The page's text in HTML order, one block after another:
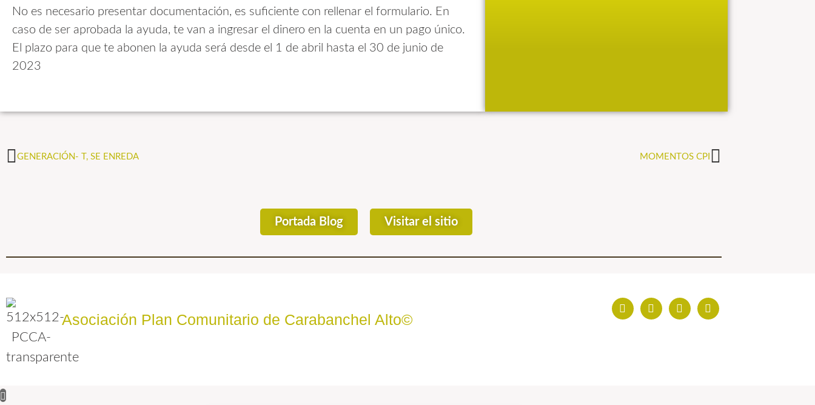
No es necesario presentar documentación, es suficiente con rellenar el formulario. En
caso de ser aprobada la ayuda, te van a ingresar el dinero en la cuenta en un pago único.
El plazo para que te abonen la ayuda será desde el 1 de abril hasta el 30 de junio de
2023
GENERACIÓN- T, SE ENREDA MOMENTOS CPI
Portada Blog Visitar el sitio
Asociación Plan Comunitario de Carabanchel Alto©